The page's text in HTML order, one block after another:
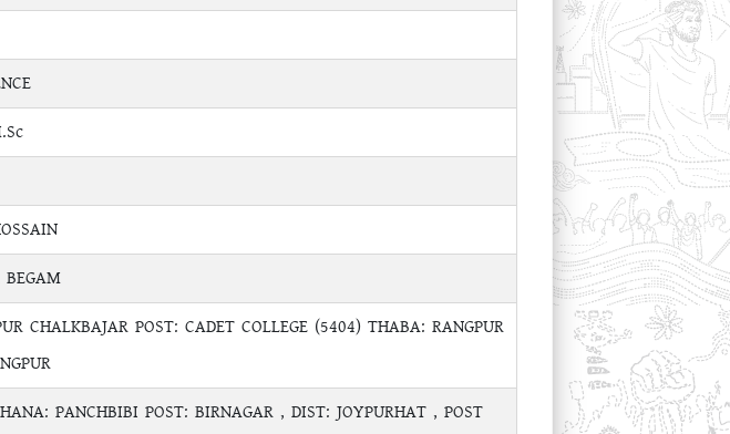
CHALKBAJAR POST: CADET COLLEGE (5404) THABA: RANGPUR
PANCHBIBI POST: BIRNAGAR , DIST: JOYPURHAT , POST